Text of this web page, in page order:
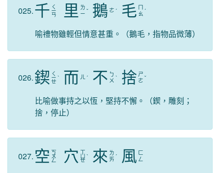
025.千 ㄑ
ㄧ
ㄢ 里 ㄌ
ㄧ ˇ 鵝 ㄜ ˊ 毛 ㄇ
ㄠ ˊ
喻禮物雖輕但情意甚重。（鵝毛，指物品微薄）
026.鍥 ㄑ
ㄧ
ㄝ
ˋ 而 ㄦ ˊ 不 ㄅ
ㄨ ˋ 捨 ㄕ
ㄜ ˇ
比喻做事持之以恆，堅持不懈。（鍥，雕刻；
捨，停止）
027. 空 ㄎ
ㄨ
ㄥ 穴 ㄒ
ㄩ
ㄝ
ˋ 來 ㄌ
ㄞ ˊ 風 ㄈ
ㄥ